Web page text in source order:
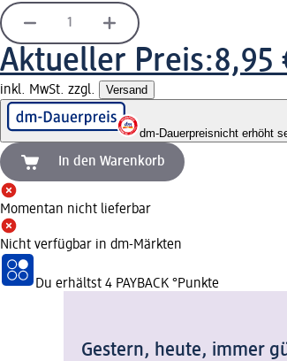
Aktueller Preis:8,95
inkl. MwSt. zzgl. Versand
dm-Dauerpreisnicht erhöht
In den Warenkorb
Momentan nicht lieferbar
Nicht verfügbar in dm-Märkten
Du erhältst 4 PAYBACK °Punkte
Gestern, heute, immer